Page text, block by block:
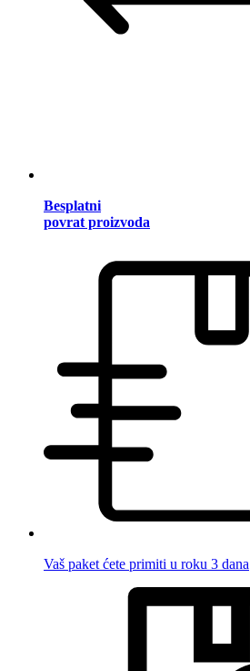
Besplatni
povrat proizvoda
Vaš paket ćete primiti u roku 3 dana